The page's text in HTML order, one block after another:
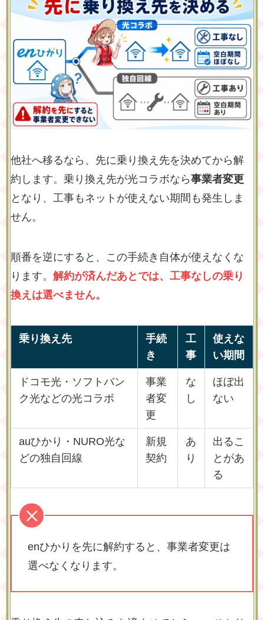
他社へ移るなら、先に乗り換え先を決めてから解
約します。乗り換え先が光コラボなら事業者変更
となり、工事もネットが使えない期間も発生しま
せん。
順番を逆にすると、この手続き自体が使えなくな
ります。 解約が済んだあとでは、工事なしの乗り
換えは選べません。
乗り換え先
手続
き
工
事
使えな
い期間
ドコモ光・ソフトバン
ク光などの光コラボ
事業
者変
更
な
し
ほぼ出
ない
auひかり・NURO光な
どの独自回線
新規
契約
あ
り
出るこ
とがあ
る
enひかりを先に解約すると、事業者変更は
選べなくなります。